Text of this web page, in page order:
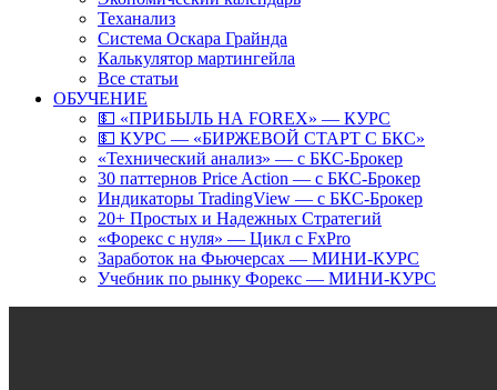
Теханализ
Система Оскара Грайнда
Калькулятор мартингейла
Все статьи
ОБУЧЕНИЕ
💵 «ПРИБЫЛЬ НА FOREX» — КУРС
💵 КУРС — «БИРЖЕВОЙ СТАРТ С БКС»
«Технический анализ» — с БКС-Брокер
30 паттернов Price Action — с БКС-Брокер
Индикаторы TradingView — с БКС-Брокер
20+ Простых и Надежных Стратегий
«Форекс с нуля» — Цикл с FxPro
Заработок на Фьючерсах — МИНИ-КУРС
Учебник по рынку Форекс — МИНИ-КУРС